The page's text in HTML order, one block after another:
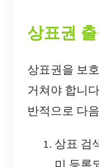
상표권
상표권을 보
거쳐야 합니
반적으로 다
상표 검